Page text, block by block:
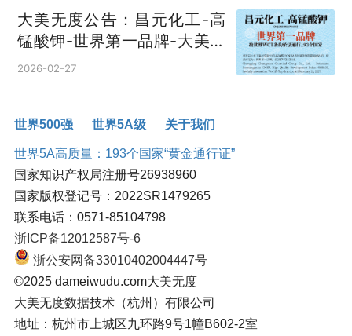
大美无度公告：昌元化工-高
锰酸钾‌-世界第一品牌-大美无
度评价通193国
2026-02-27
世界500强 世界5A级 关于我们
世界5A高质量：193个国家“黄金通行证”
国家知识产权局注册号26938960
国家版权登记号：2022SR1479265
联系电话：0571-85104798
浙ICP备12012587号-6
浙公安网备33010402004447号
©2025 dameiwudu.com大美无度
大美无度数据技术（杭州）有限公司
地址：杭州市上城区九环路9号1幢B602-2室